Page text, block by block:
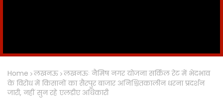
Home लखनऊ लखनऊः नैमिष नगर योजना सर्किल रेट में भेदभाव
के विरोध में किसानों का सैरपुर बाजार अनिश्चितकालीन धरना प्रदर्शन
जारी, नहीं सुन रहे एलडीए अधिकारी